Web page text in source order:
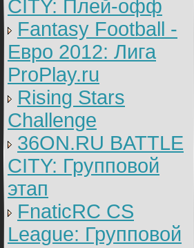
CITY: Плей-офф
Fantasy Football -
Евро 2012: Лига
ProPlay.ru
Rising Stars
Challenge
36ON.RU BATTLE
CITY: Групповой
этап
FnaticRC CS
League: Групповой